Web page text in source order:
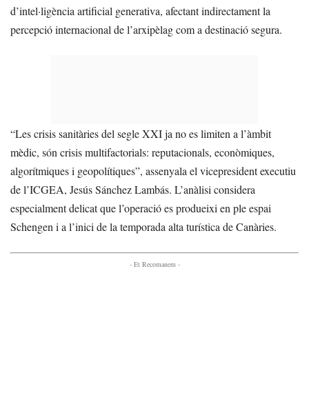
d’intel·ligència artificial generativa, afectant indirectament la
percepció internacional de l’arxipèlag com a destinació segura.
“Les crisis sanitàries del segle XXI ja no es limiten a l’àmbit
mèdic, són crisis multifactorials: reputacionals, econòmiques,
algorítmiques i geopolítiques”, assenyala el vicepresident executiu
de l’ICGEA, Jesús Sánchez Lambás. L’anàlisi considera
especialment delicat que l’operació es produeixi en ple espai
Schengen i a l’inici de la temporada alta turística de Canàries.
- Et Recomanem -